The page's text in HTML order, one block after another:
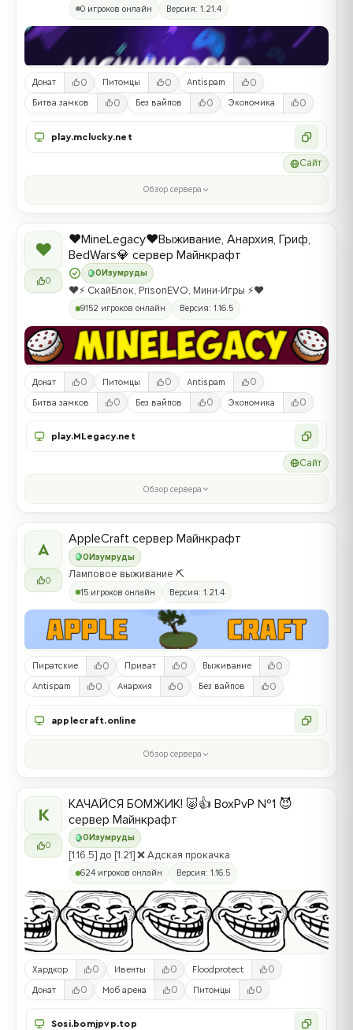
0 игроков онлайн Версия: 1.21.4
Донат 0 Питомцы 0 Antispam 0
Битва замков 0 Без вайпов 0 Экономика 0
play.mclucky.net
Сайт
Обзор сервера
❤
0
0 Изумруды
❤️MineLegacy❤️Выживание, Анархия, Гриф,
BedWars💎 сервер Майнкрафт
❤️⚡️ СкайБлок, PrisonEVO, Мини-Игры ⚡️❤️
9152 игроков онлайн Версия: 1.16.5
Донат 0 Питомцы 0 Antispam 0
Битва замков 0 Без вайпов 0 Экономика 0
play.MLegacy.net
Сайт
Обзор сервера
A
0
0Изумруды
AppleCraft сервер Майнкрафт
Ламповое выживание ⛏️
15 игроков онлайн Версия: 1.21.4
Пиратские 0 Приват 0 Выживание 0
Antispam 0 Анархия 0 Без вайпов 0
applecraft.online
Обзор сервера
К
0
0 Изумруды
КАЧАЙСЯ БОМЖИК! 🐷👍 BoxPvP №1 😈
сервер Майнкрафт
[1.16.5] до [1.21] ❌ Адская прокачка
624 игроков онлайн Версия: 1.16.5
Хардкор 0 Ивенты 0 Floodprotect 0
Донат 0 Моб арена 0 Питомцы 0
Sosi.bomjpvp.top